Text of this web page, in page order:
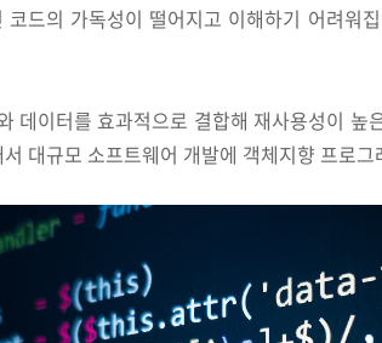
드의 가독성이 떨어지고 이해하기 어려워
데이터를 효과적으로 결합해 재사용성이
대규모 소프트웨어 개발에 객체지향 프로